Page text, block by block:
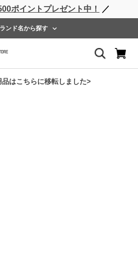
ポイントプレゼント中！ ／
ンド名から探す
品はこちらに移転しました>
ー レインウェア フットウェア